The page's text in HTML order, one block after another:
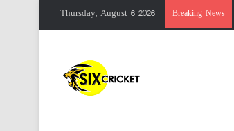
Thursday, August 6 2026 Breaking News